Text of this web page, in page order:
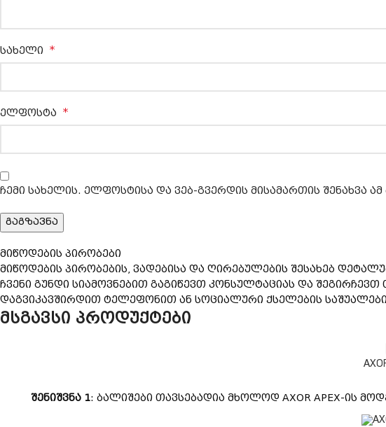
სახელი *
ელფოსტა *
ჩემი სახელის. ელფოსტისა და ვებ-გვერდის მისამართის შენახვა
მიწოდების პირობები
მიწოდების პირობების, ვადებისა და ღირებულების შესახებ
ჩვენი გუნდი სიამოვნებით გაგიწევთ კონსულტაციას და
დაგვიკავშირდით ტელეფონით ან სოციალური ქსელების
მსგავსი პროდუქტები
შენიშვნა 1: ბალიშები თავსებადია მხოლოდ AXOR APEX-ის